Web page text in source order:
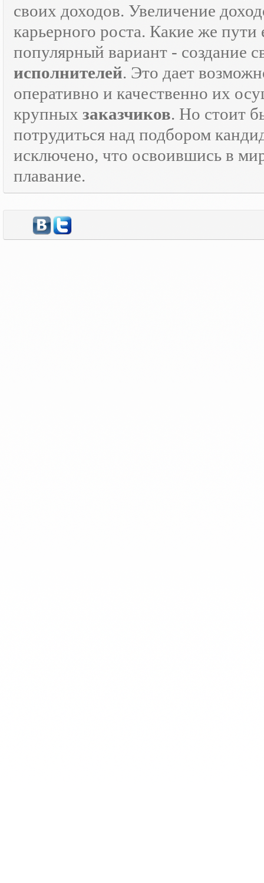
своих доходов. Увеличение
карьерного роста. Какие же пути
популярный вариант - создание
исполнителей. Это дает
оперативно и качественно их
крупных заказчиков. Но стоит
потрудиться над подбором
исключено, что освоившись в
плавание.